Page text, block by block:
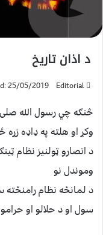
د اذان تاريخ
Editorial
25/05/2019
څنګه چي رسول الله
وکړ او هلته په ډاډه
د انصارو ټولنيز نظام
وموندل نو
د لمانځه نظام
سول او د حلالو او